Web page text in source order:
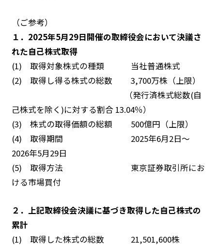
（ご参考）
１．2025年5月29日開催の取締役会において決議さ
れた自己株式取得
(1) 取得対象株式の種類 当社普通株式
(2) 取得し得る株式の総数 3,700万株（上限）
（発行済株式総数(自
己株式を除く)に対する割合 13.04％）
(3) 株式の取得価額の総額 500億円（上限）
(4) 取得期間 2025年6月2日～
2026年5月29日
(5) 取得方法 東京証券取引所にお
ける市場買付
２．上記取締役会決議に基づき取得した自己株式の
累計
(1) 取得した株式の総数 21,501,600株